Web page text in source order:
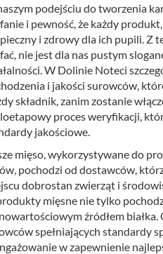
podejściu do tworzenia
i pewność, że każdy
i zdrowy dla ich pupili. Z
nie jest dla nas pustym
W Dolinie Noteci
i jakości surowców,
składnik, zanim zostanie
proces weryfikacji,
jakościowe.
mięso, wykorzystywane do
pochodzi od dostawców,
dobrostan zwierząt i
mięsne nie tylko
źródłem
spełniających standardy
w zapewnienie